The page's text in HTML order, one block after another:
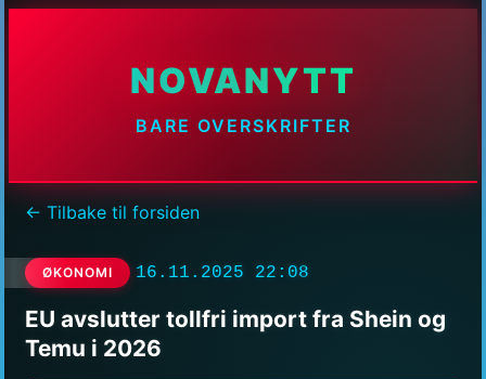
NOVANYTT
BARE OVERSKRIFTER
← Tilbake til forsiden
ØKONOMI 16.11.2025 22:08
EU avslutter tollfri import fra Shein og
Temu i 2026